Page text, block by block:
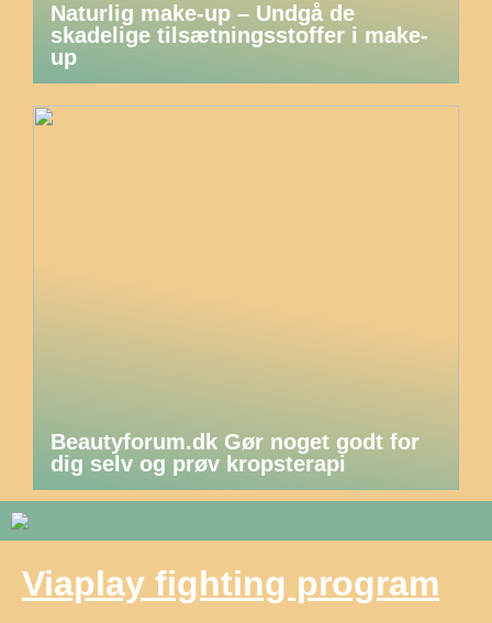
Naturlig make-up – Undgå de
skadelige tilsætningsstoffer i make-
up
Beautyforum.dk Gør noget godt for
dig selv og prøv kropsterapi
Viaplay fighting program